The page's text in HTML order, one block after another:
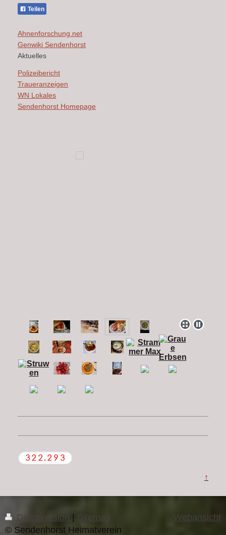
Teilen
Ahnenforschung.net
Genwiki Sendenhorst
Aktuelles
Polizeibericht
Traueranzeigen
WN Lokales
Sendenhorst Homepage
↑
Druckversion
Sitemap
© Sendenhorst Heimatverein
Webansicht